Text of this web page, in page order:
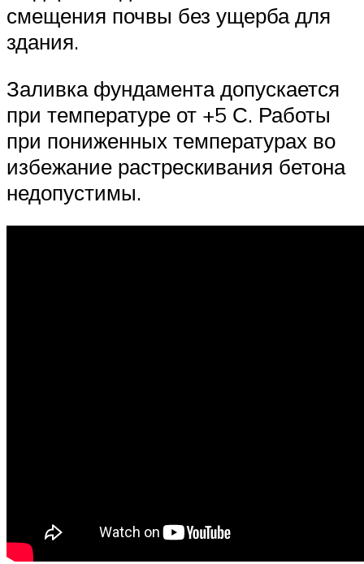
смещения почвы без ущерба для
здания.
Заливка фундамента допускается
при температуре от +5 С. Работы
при пониженных температурах во
избежание растрескивания бетона
недопустимы.